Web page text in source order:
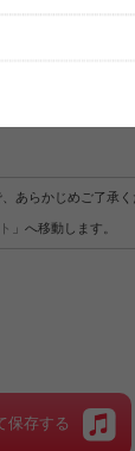
あらかじめご了承く
」へ移動します。
保存する